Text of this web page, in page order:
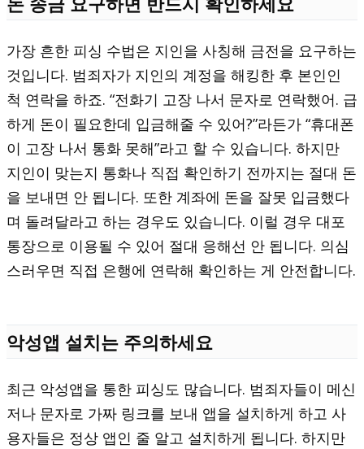
가장 흔한 피싱 수법은 지인을 사칭해 금전을 요구하는
것입니다. 범죄자가 지인의 계정을 해킹한 후 본인인
척 연락을 하죠. “전화기 고장 나서 문자로 연락했어. 급
하게 돈이 필요한데 입금해줄 수 있어?”라든가 “휴대폰
이 고장 나서 통화 못해”라고 할 수 있습니다. 하지만
지인이 맞는지 통화나 직접 확인하기 전까지는 절대 돈
을 보내면 안 됩니다. 또한 계좌에 돈을 잘못 입금했다
며 돌려달라고 하는 경우도 있습니다. 이럴 경우 대포
통장으로 이용될 수 있어 절대 응해선 안 됩니다. 의심
스러우면 직접 은행에 연락해 확인하는 게 안전합니다.
악성앱 설치는 주의하세요
최근 악성앱을 통한 피싱도 많습니다. 범죄자들이 메신
저나 문자로 가짜 링크를 보내 앱을 설치하게 하고 사
용자들은 정상 앱인 줄 알고 설치하게 됩니다. 하지만